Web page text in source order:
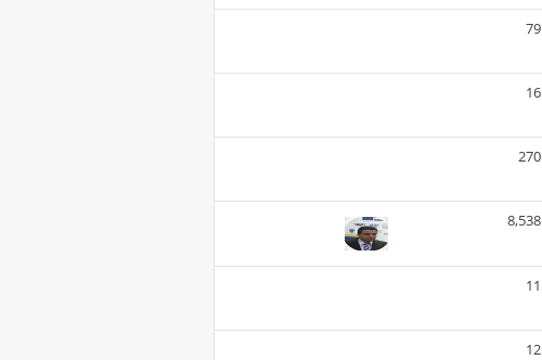
79
16
270
8,538
11
12